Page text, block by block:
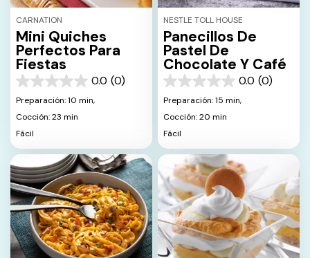
CARNATION
Mini Quiches
Perfectos Para
Fiestas
0.0 (0)
0.0
de
estrellas.
Preparación: 10 min,
Cocción: 23 min
Fácil
NESTLE TOLL HOUSE
Panecillos De
Pastel De
Chocolate Y Café
0.0 (0)
0.0
de
estrellas.
Preparación: 15 min,
Cocción: 20 min
Fácil